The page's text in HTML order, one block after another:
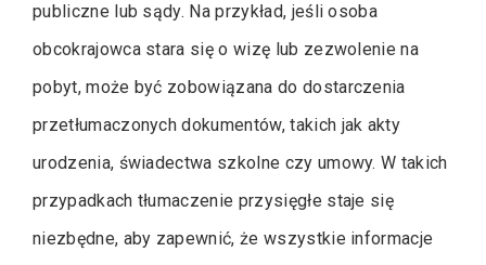
publiczne lub sądy. Na przykład, jeśli osoba
obcokrajowca stara się o wizę lub zezwolenie na
pobyt, może być zobowiązana do dostarczenia
przetłumaczonych dokumentów, takich jak akty
urodzenia, świadectwa szkolne czy umowy. W takich
przypadkach tłumaczenie przysięgłe staje się
niezbędne, aby zapewnić, że wszystkie informacje